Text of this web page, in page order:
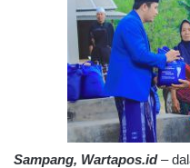
Sampang, Wartapos.id–